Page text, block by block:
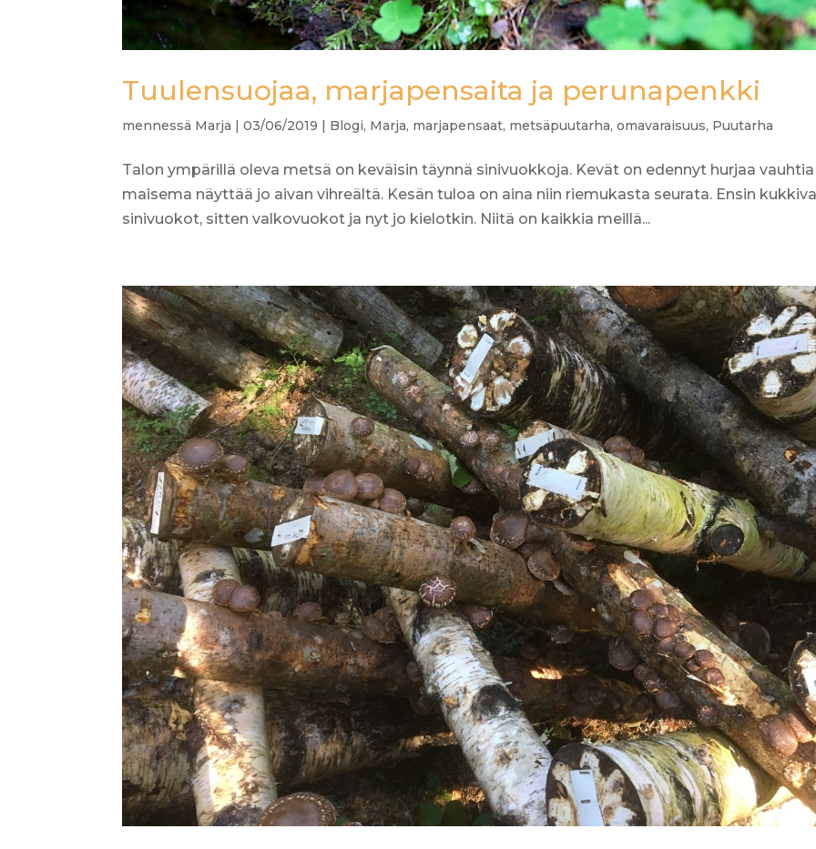
Tuulensuojaa, marjapensaita ja perunapenkki
mennessä Marja |03/06/2019 Blogi, Marja, marjapensaat, metsäpuutarha,omavaraisuus, Puutarha
Talon ympärillä oleva metsä on keväisin täynnä sinivuokkoja. Kevät on edennyt hurjaa
maisema näyttää jo aivan vihreältä. Kesän tuloa on aina niin riemukasta seurata. Ensin
sinivuokot, sitten valkovuokot ja nyt jo kielotkin. Niitä on kaikkia meillä...